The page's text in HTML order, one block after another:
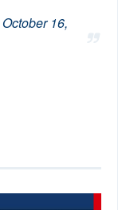
October 16,